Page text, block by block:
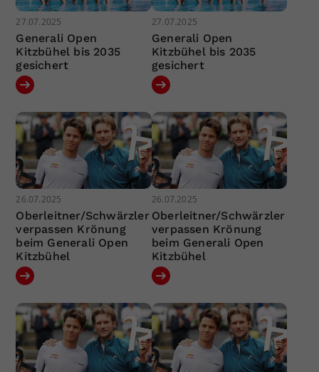
27.07.2025
Generali Open
Kitzbühel bis 2035
gesichert
27.07.2025
Generali Open
Kitzbühel bis 2035
gesichert
26.07.2025
Oberleitner/Schwärzler
verpassen Krönung
beim Generali Open
Kitzbühel
26.07.2025
Oberleitner/Schwärzler
verpassen Krönung
beim Generali Open
Kitzbühel